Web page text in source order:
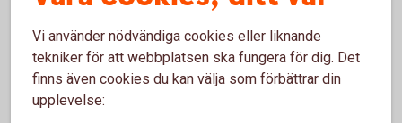
För dig som vill söka tillbaka din
överskjutande skatt på 20 procent från
den finska skattemyndigheten:
Vi använder nödvändiga cookies eller liknande
tekniker för att webbplatsen ska fungera för dig. Det
finns även cookies du kan välja som förbättrar din
upplevelse: